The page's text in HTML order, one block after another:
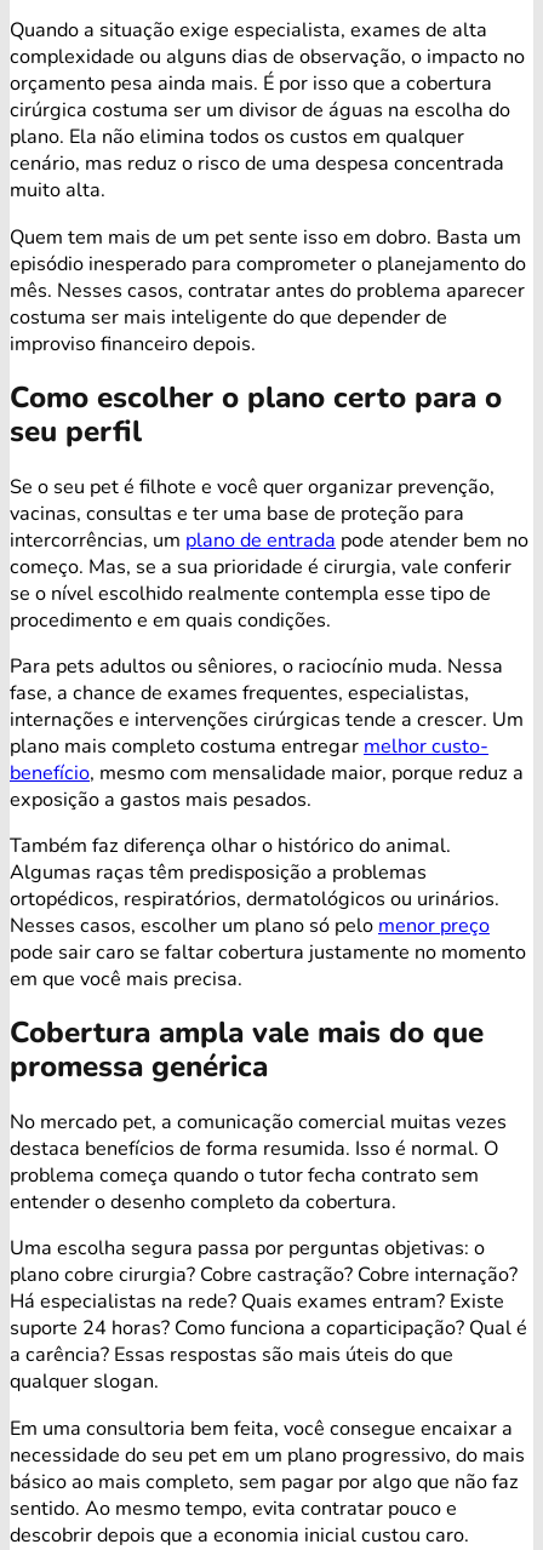
Quando a situação exige especialista, exames de alta
complexidade ou alguns dias de observação, o impacto no
orçamento pesa ainda mais. É por isso que a cobertura
cirúrgica costuma ser um divisor de águas na escolha do
plano. Ela não elimina todos os custos em qualquer
cenário, mas reduz o risco de uma despesa concentrada
muito alta.
Quem tem mais de um pet sente isso em dobro. Basta um
episódio inesperado para comprometer o planejamento do
mês. Nesses casos, contratar antes do problema aparecer
costuma ser mais inteligente do que depender de
improviso financeiro depois.
Como escolher o plano certo para o
seu perfil
Se o seu pet é filhote e você quer organizar prevenção,
vacinas, consultas e ter uma base de proteção para
intercorrências, um plano de entrada pode atender bem no
começo. Mas, se a sua prioridade é cirurgia, vale conferir
se o nível escolhido realmente contempla esse tipo de
procedimento e em quais condições.
Para pets adultos ou sêniores, o raciocínio muda. Nessa
fase, a chance de exames frequentes, especialistas,
internações e intervenções cirúrgicas tende a crescer. Um
plano mais completo costuma entregar melhor custo-
benefício, mesmo com mensalidade maior, porque reduz a
exposição a gastos mais pesados.
Também faz diferença olhar o histórico do animal.
Algumas raças têm predisposição a problemas
ortopédicos, respiratórios, dermatológicos ou urinários.
Nesses casos, escolher um plano só pelo menor preço
pode sair caro se faltar cobertura justamente no momento
em que você mais precisa.
Cobertura ampla vale mais do que
promessa genérica
No mercado pet, a comunicação comercial muitas vezes
destaca benefícios de forma resumida. Isso é normal. O
problema começa quando o tutor fecha contrato sem
entender o desenho completo da cobertura.
Uma escolha segura passa por perguntas objetivas: o
plano cobre cirurgia? Cobre castração? Cobre internação?
Há especialistas na rede? Quais exames entram? Existe
suporte 24 horas? Como funciona a coparticipação? Qual é
a carência? Essas respostas são mais úteis do que
qualquer slogan.
Em uma consultoria bem feita, você consegue encaixar a
necessidade do seu pet em um plano progressivo, do mais
básico ao mais completo, sem pagar por algo que não faz
sentido. Ao mesmo tempo, evita contratar pouco e
descobrir depois que a economia inicial custou caro.